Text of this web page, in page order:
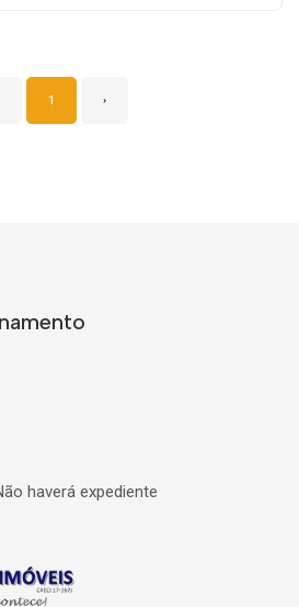
1 ›
haverá expediente